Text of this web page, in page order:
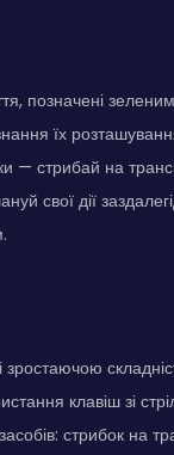
позначені
їх
— стрибай на
свої дії
зростаючою
клавіш зі
стрибок на